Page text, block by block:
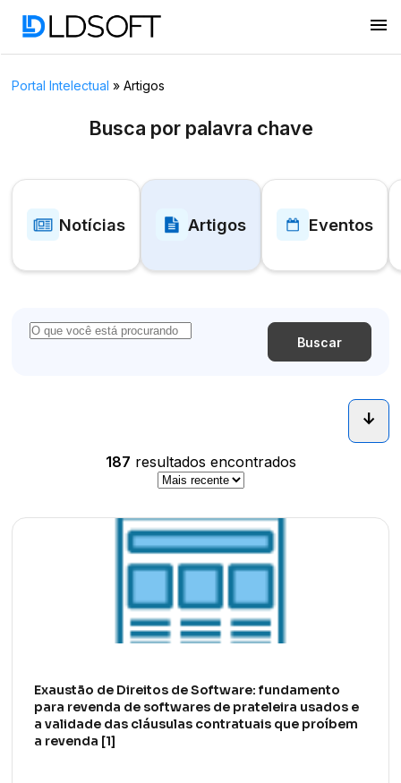
menu
Portal Intelectual » Artigos
Busca por palavra chave
Notícias Artigos Eventos
Buscar
arrow_downward_alt
187 resultados encontrados
Exaustão de Direitos de Software: fundamento
para revenda de softwares de prateleira usados e
a validade das cláusulas contratuais que proíbem
a revenda [1]